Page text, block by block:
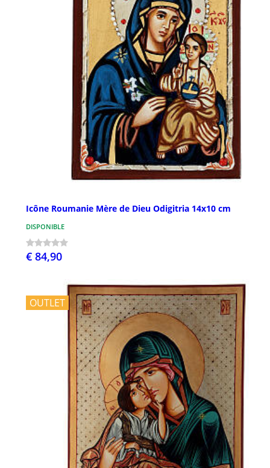
Icône Roumanie Mère de Dieu Odigitria 14x10 cm
DISPONIBLE
€ 84,90
OUTLET